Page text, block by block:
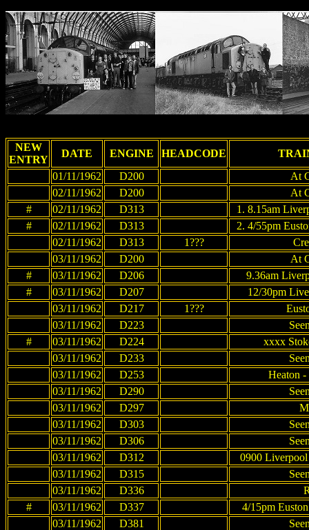
NEW
ENTRY
DATE ENGINE HEADCODE
01/11/1962
D200
At
02/11/1962
D200
At
#
02/11/1962 D313
1. 8.15am
#
02/11/1962 D313
2. 4/55pm
02/11/1962
D313 1???
03/11/1962
D200
At
#
03/11/1962 D206
9.36am
#
03/11/1962 D207
12/30pm
03/11/1962
D217 1???
03/11/1962
D223
#
03/11/1962 D224
xxxx
03/11/1962
D233
03/11/1962
D253
Heaton -
03/11/1962
D290
03/11/1962
D297
03/11/1962
D303
03/11/1962
D306
03/11/1962
D312
0900
03/11/1962
D315
03/11/1962
D336
#
03/11/1962 D337
4/15pm
03/11/1962
D381